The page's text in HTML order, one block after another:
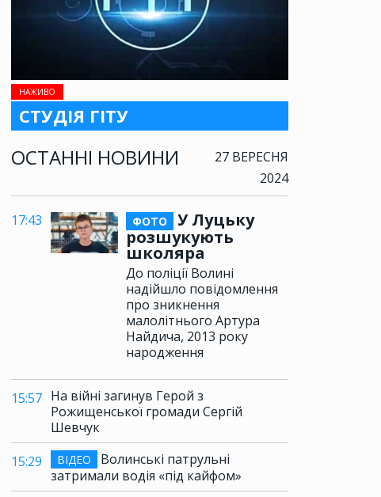
НАЖИВО
СТУДІЯ ГІТУ
ОСТАННІ НОВИНИ
27 ВЕРЕСНЯ
2024
17:43 ФОТО
У Луцьку
розшукують
школяра
До поліції Волині
надійшло повідомлення
про зникнення
малолітнього Артура
Найдича, 2013 року
народження
15:57 На війні загинув Герой з
Рожищенської громади Сергій
Шевчук
15:29
ВІДЕО
Волинські патрульні
затримали водія «під кайфом»